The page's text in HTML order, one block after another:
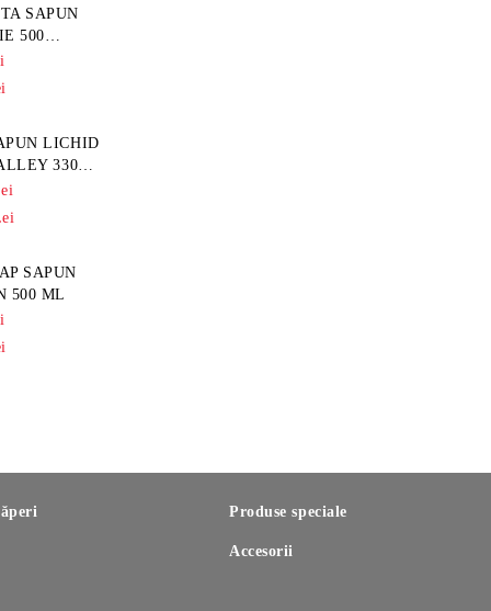
500
LICHID
330
SAPUN
500 ML
Produse speciale
Accesorii